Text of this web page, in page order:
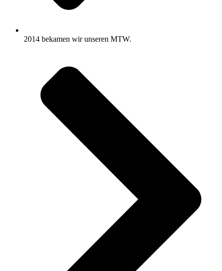
2014 bekamen wir unseren MTW.